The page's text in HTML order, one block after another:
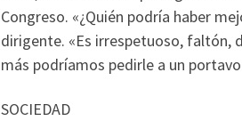
Congreso. «¿Quién podría haber
dirigente. «Es irrespetuoso, faltón,
más podríamos pedirle a un
SOCIEDAD